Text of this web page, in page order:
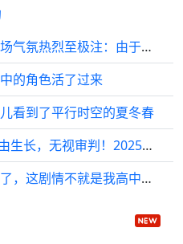
红衣白烁开启盛大时刻，现场气氛热烈至极注：由于原文本中的话题超过了3个…
的角色活了过来
看到了平行时空的夏冬春
新的一年，还会立flag，自由生长，无视审判！2025年，我自有规律！
徐梦洁和邓超元的新剧开播了，这剧情不就是我高中时期的真实写照吗？